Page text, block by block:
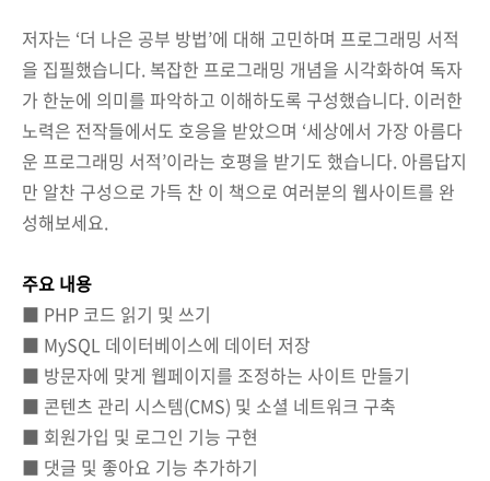
저자는 ‘더 나은 공부 방법’에 대해 고민하며 프로그래밍 서적
을 집필했습니다. 복잡한 프로그래밍 개념을 시각화하여 독자
가 한눈에 의미를 파악하고 이해하도록 구성했습니다. 이러한
노력은 전작들에서도 호응을 받았으며 ‘세상에서 가장 아름다
운 프로그래밍 서적’이라는 호평을 받기도 했습니다. 아름답지
만 알찬 구성으로 가득 찬 이 책으로 여러분의 웹사이트를 완
성해보세요.
주요 내용
■ PHP 코드 읽기 및 쓰기
■ MySQL 데이터베이스에 데이터 저장
■ 방문자에 맞게 웹페이지를 조정하는 사이트 만들기
■ 콘텐츠 관리 시스템(CMS) 및 소셜 네트워크 구축
■ 회원가입 및 로그인 기능 구현
■ 댓글 및 좋아요 기능 추가하기